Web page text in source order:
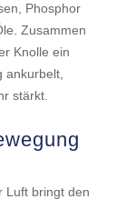
Phosphor
Zusammen
Knolle ein
ankurbelt,
stärkt.
Luft bringt den